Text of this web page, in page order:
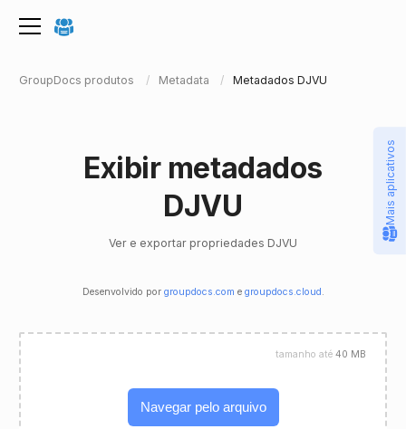
GroupDocs produtos Metadata Metadados DJVU
Exibir metadados
DJVU
Ver e exportar propriedades DJVU
Desenvolvido por groupdocs.com e groupdocs.cloud .
Navegar pelo arquivo
tamanho até 40 MB
Mais aplicativos